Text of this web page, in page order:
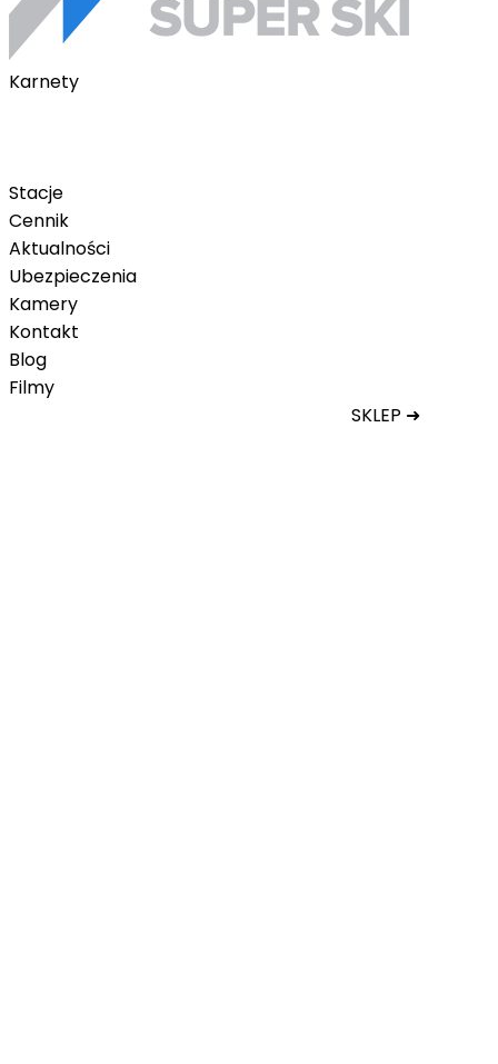
Karnety
Stacje
Cennik
Aktualności
Ubezpieczenia
Kamery
Kontakt
Blog
Filmy
SKLEP